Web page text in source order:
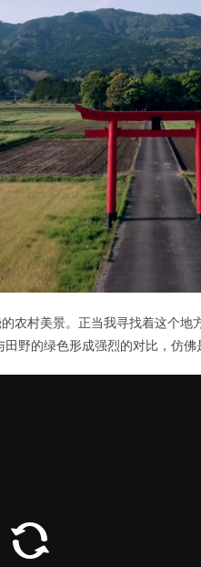
农村美景。正当我寻找着这个
野的绿色形成强烈的对比，仿佛